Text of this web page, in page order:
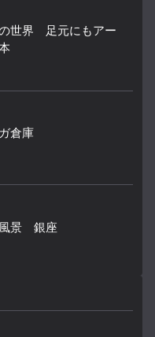
世界 足元にもアー
倉庫
景 銀座